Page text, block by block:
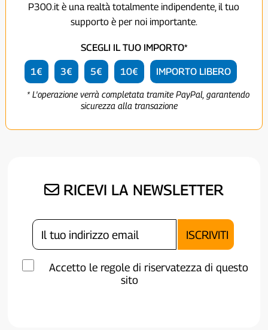
P300.it è una realtà totalmente indipendente, il tuo
supporto è per noi importante.
SCEGLI IL TUO IMPORTO*
1€ 3€ 5€ 10€ IMPORTO LIBERO
* L'operazione verrà completata tramite PayPal, garantendo
sicurezza alla transazione
RICEVI LA NEWSLETTER
Accetto le regole di riservatezza di questo
sito